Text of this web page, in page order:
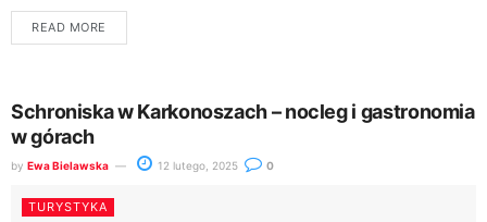
szczyt Śnieżka, górujący na wysokości...
READ MORE
Schroniska w Karkonoszach – nocleg i gastronomia
w górach
by Ewa Bielawska 12 lutego, 2025 0
TURYSTYKA